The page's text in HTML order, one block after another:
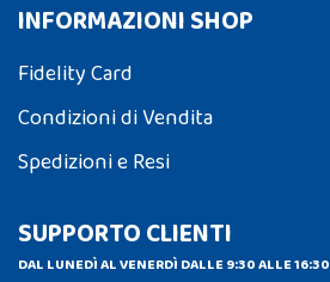
INFORMAZIONI SHOP
Fidelity Card
Condizioni di Vendita
Spedizioni e Resi
SUPPORTO CLIENTI
DAL LUNEDÌ AL VENERDÌ DALLE 9:30 ALLE 16:30